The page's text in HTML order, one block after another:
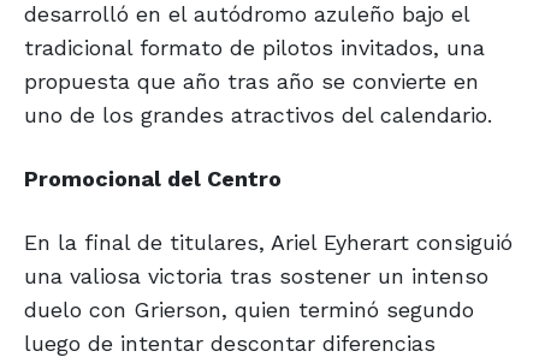
desarrolló en el autódromo azuleño bajo el
tradicional formato de pilotos invitados, una
propuesta que año tras año se convierte en
uno de los grandes atractivos del calendario.
Promocional del Centro
En la final de titulares, Ariel Eyherart consiguió
una valiosa victoria tras sostener un intenso
duelo con Grierson, quien terminó segundo
luego de intentar descontar diferencias